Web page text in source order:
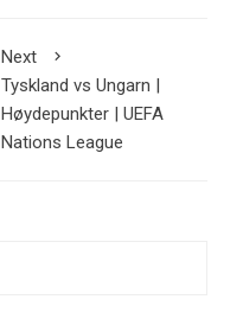
Next
Tyskland vs Ungarn |
Høydepunkter | UEFA
Nations League